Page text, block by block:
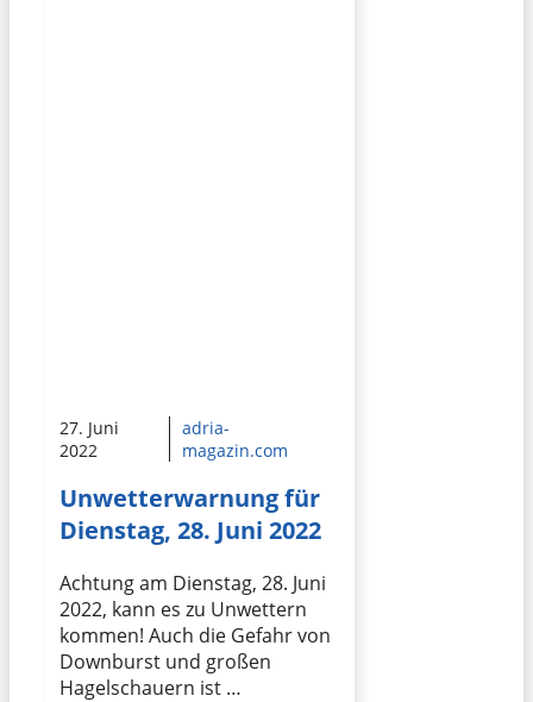
27. Juni
2022
adria-
magazin.com
Unwetterwarnung für
Dienstag, 28. Juni 2022
Achtung am Dienstag, 28. Juni
2022, kann es zu Unwettern
kommen! Auch die Gefahr von
Downburst und großen
Hagelschauern ist …